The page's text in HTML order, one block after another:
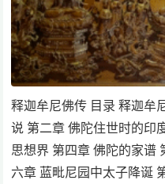
释迦牟尼佛传 目录 释迦牟
说 第二章 佛陀住世时的印
思想界 第四章 佛陀的家谱
六章 蓝毗尼园中太子降诞